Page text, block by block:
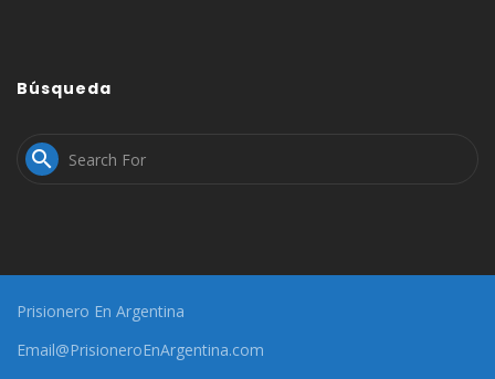
Búsqueda

Prisionero En Argentina
Email@PrisioneroEnArgentina.com